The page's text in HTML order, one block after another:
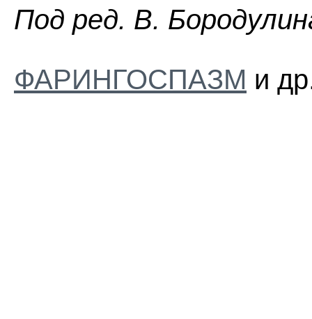
Пoд peд. B.
ФАРИНГОСПАЗМ и